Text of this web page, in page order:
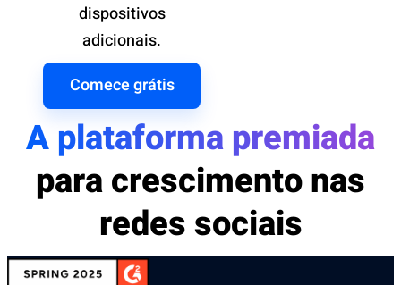
dispositivos
adicionais.
Comece grátis
A plataforma premiada
para crescimento nas
redes sociais